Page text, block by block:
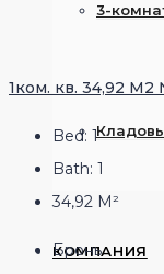
3-
КОМПАНИЯ
1ком. кв. 34,92
Bed: 1
Bath: 1
34,92 М²
Бронь